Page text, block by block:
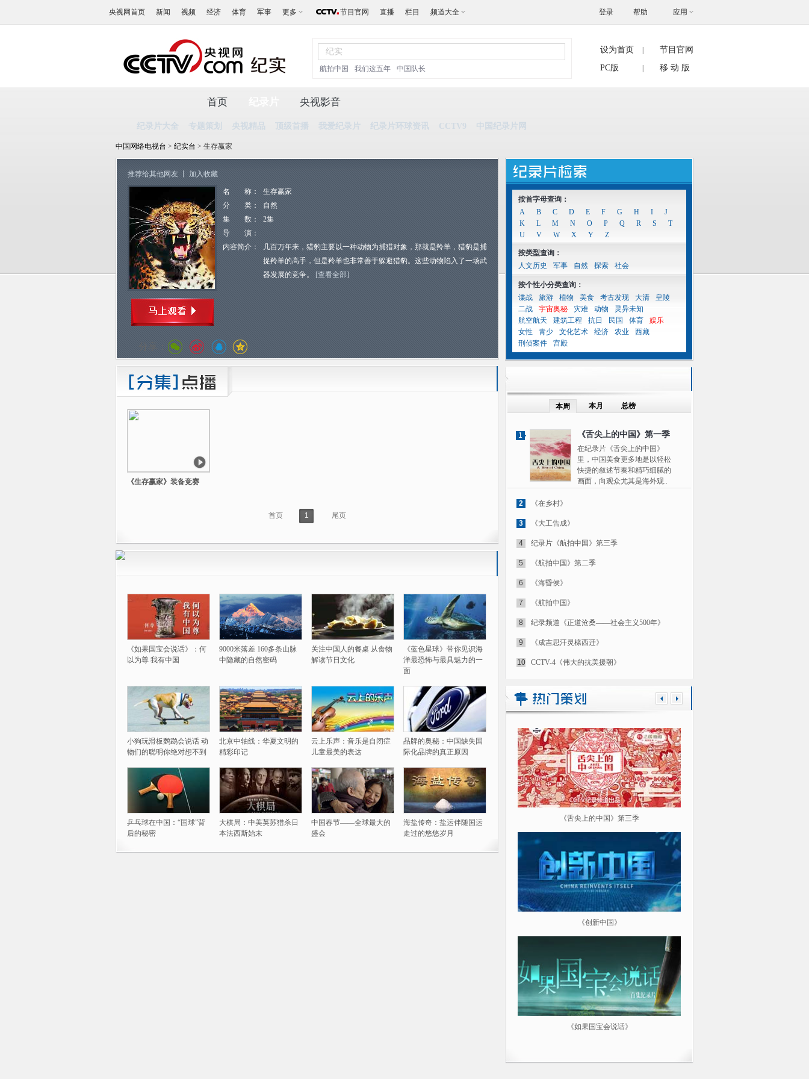
央视网首页 新闻 视频 经济 体育 军事 更多 节目官网 直播 栏目 频道大全 帮助 应用
登录
航拍中国 我们这五年 中国队长
设为首页
节目官网
PC版
移 动 版
首页
纪录片大全 专题策划 央视精品 顶级首播 我爱纪录片 纪录片环球资讯 CCTV9 中国纪录片网
央视影音
中国网络电视台 > 纪实台 > 生存赢家
推荐给其他网友 加入收藏
名 称：
生存赢家
分 类：
自然
集 数：
2集
导 演：
内容简介：
几百万年来，猎豹主要以一种动物为捕猎对象，那就是羚羊，猎豹是捕
捉羚羊的高手，但是羚羊也非常善于躲避猎豹。这些动物陷入了一场武
器发展的竞争。
[查看全部]
分享：
《生存赢家》装备竞赛
首页 1 尾页
《如果国宝会说话》：何
以为尊 我有中国
9000米落差 160多条山脉
中隐藏的自然密码
关注中国人的餐桌 从食物
解读节日文化
《蓝色星球》带你见识海
洋最恐怖与最具魅力的一
面
小狗玩滑板鹦鹉会说话 动
物们的聪明你绝对想不到
北京中轴线：华夏文明的
精彩印记
云上乐声：音乐是自闭症
儿童最美的表达
品牌的奥秘：中国缺失国
际化品牌的真正原因
乒乓球在中国：“国球”背
后的秘密
大棋局：中美英苏猎杀日
本法西斯始末
中国春节——全球最大的
盛会
海盐传奇：盐运伴随国运
走过的悠悠岁月
按首字母查询：
A
B C D E F G H I
J
K
L M N O P Q R S
T
U
V W X Y Z
按类型查询：
人文历史
军事 自然 探索 社会
按个性小分类查询：
谍战
旅游 植物 美食 考古发现 大清
皇陵
二战
宇宙奥秘 灾难 动物
灵异未知
航空航天
建筑工程 抗日 民国 体育
娱乐
女性
青少 文化艺术 经济 农业
西藏
刑侦案件
宫殿
本周 本月 总榜
1 《舌尖上的中国》第一季
在纪录片《舌尖上的中国》
里，中国美食更多地是以轻松
快捷的叙述节奏和精巧细腻的
画面，向观众尤其是海外观..
2 《在乡村》
3 《大工告成》
4 纪录片《航拍中国》第三季
5 《航拍中国》第二季
6 《海昏侯》
7 《航拍中国》
8 纪录频道《正道沧桑——社会主义500年》
9 《成吉思汗灵榇西迁》
10 CCTV-4《伟大的抗美援朝》
《舌尖上的中国》第三季
《创新中国》
《如果国宝会说话》